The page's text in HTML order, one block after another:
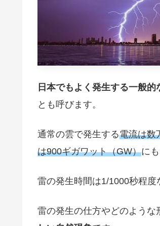
日本でもよく発生する一般的
とも呼びます。
通常の雲で発生する電流は数
は900ギガワット（GW）に
雷の発生時間は1/1000秒程度
雷の発生の仕方やどのよう